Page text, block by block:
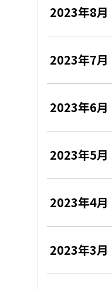
2023年8月
2023年7月
2023年6月
2023年5月
2023年4月
2023年3月